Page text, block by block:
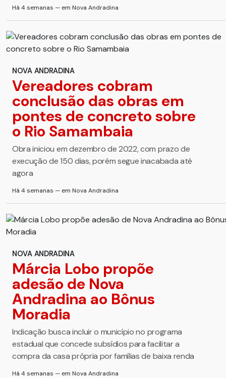
Há 4 semanas — em Nova Andradina
NOVA ANDRADINA
Vereadores cobram
conclusão das obras em
pontes de concreto sobre
o Rio Samambaia
Obra iniciou em dezembro de 2022, com prazo de
execução de 150 dias, porém segue inacabada até
agora
Há 4 semanas — em Nova Andradina
NOVA ANDRADINA
Márcia Lobo propõe
adesão de Nova
Andradina ao Bônus
Moradia
Indicação busca incluir o município no programa
estadual que concede subsídios para facilitar a
compra da casa própria por famílias de baixa renda
Há 4 semanas — em Nova Andradina